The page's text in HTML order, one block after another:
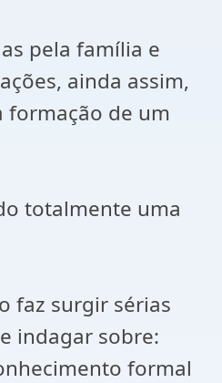
pela família e
ainda assim,
formação de um
totalmente uma
faz surgir sérias
indagar sobre:
formal